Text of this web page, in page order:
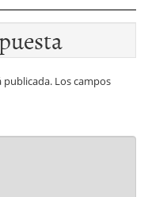
publicada. Los campos